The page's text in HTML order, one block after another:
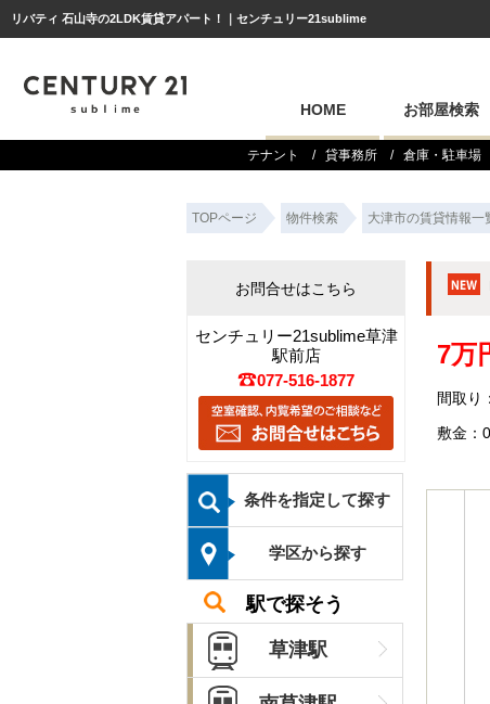
リバティ 石山寺の2LDK賃貸アパート！｜センチュリー21sublime
HOME お部屋検索
テナント 貸事務所 倉庫・駐車場
TOPページ 物件検索 大津市の賃貸情報一
7万
間取り
敷金：
お問合せはこちら
センチュリー21sublime草津
駅前店
077-516-1877
条件を指定して探す
学区から探す
駅で探そう
草津駅